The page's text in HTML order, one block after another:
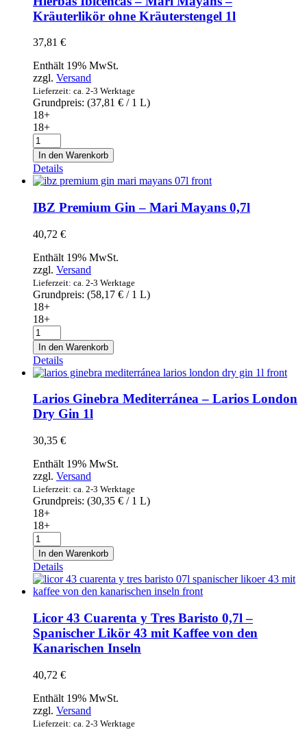
1l
Menge
Kräuterlikör ohne Kräuterstengel 1l
37,81 €
Enthält 19% MwSt.
zzgl. Versand
Lieferzeit: ca. 2-3 Werktage
Grundpreis: (37,81 € / 1 L)
18+
18+
Hierbas
Ibicencas
-
Mari
Mayans
-
Kräuterlikör
Kräuterstengel
Menge
In den Warenkorb
Details
IBZ Premium Gin – Mari Mayans 0,7l
40,72 €
Enthält 19% MwSt.
zzgl. Versand
Lieferzeit: ca. 2-3 Werktage
Grundpreis: (58,17 € / 1 L)
18+
18+
IBZ
Premium
Gin
-
Mari
Mayans
0,7l
Menge
In den Warenkorb
Details
Larios Ginebra Mediterránea – Larios London
Dry Gin 1l
30,35 €
Enthält 19% MwSt.
zzgl. Versand
Lieferzeit: ca. 2-3 Werktage
Grundpreis: (30,35 € / 1 L)
18+
18+
Larios
Ginebra
Mediterránea
-
Larios
London
Dry
Gin
1l
Menge
In den Warenkorb
Details
Licor 43 Cuarenta y Tres Baristo 0,7l –
Spanischer Likör 43 mit Kaffee von den
Kanarischen Inseln
40,72 €
Enthält 19% MwSt.
zzgl. Versand
Lieferzeit: ca. 2-3 Werktage